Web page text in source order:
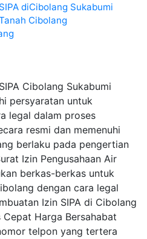
diCibolang Sukabumi
Cibolang
Cibolang Sukabumi
persyaratan untuk
legal dalam proses
resmi dan memenuhi
berlaku pada pengertian
Izin Pengusahaan Air
berkas-berkas untuk
dengan cara legal
Izin SIPA di Cibolang
Harga Bersahabat
telpon yang tertera